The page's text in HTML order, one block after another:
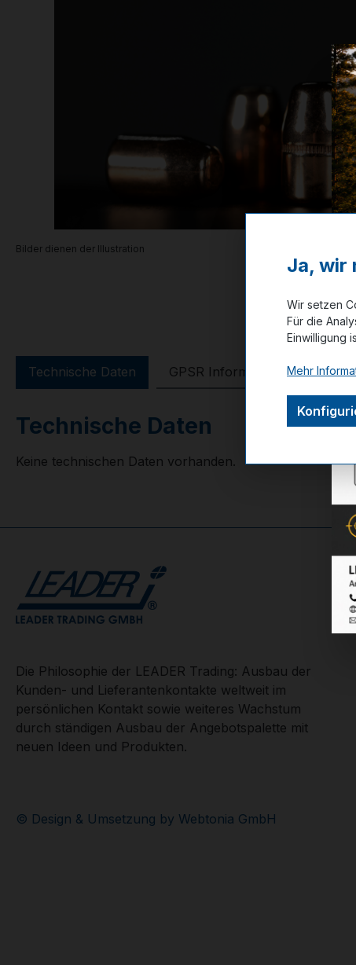
Bilder dienen der Illustration
Technische Daten GPSR Information
Technische Daten
Keine technischen Daten vorhanden.
Die Philosophie der LEADER Trading: Ausbau der
Kunden- und Lieferantenkontakte weltweit im
persönlichen Kontakt sowie weiteres Wachstum
durch ständigen Ausbau der Angebotspalette mit
neuen Ideen und Produkten.
© Design & Umsetzung by Webtonia GmbH
Ja, wir
Wir setzen
Für die
Einwilligung
Mehr